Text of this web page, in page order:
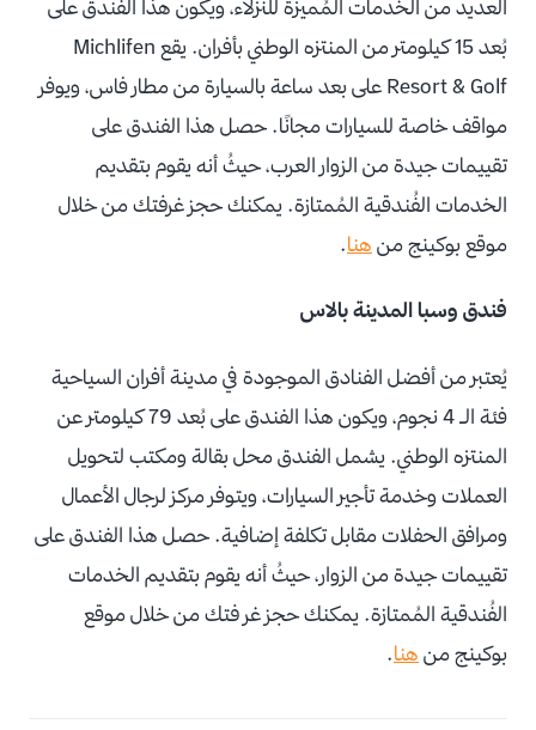
العديد من الخدمات المُميزة للنزلاء، ويكون هذا الفندق على
بُعد 15 كيلومتر من المنتزه الوطني بأفران. يقع Michlifen
Resort & Golf على بعد ساعة بالسيارة من مطار فاس، ويوفر
مواقف خاصة للسيارات مجانًا. حصل هذا الفندق على
تقييمات جيدة من الزوار العرب، حيثُ أنه يقوم بتقديم
الخدمات الفُندقية المُمتازة. يمكنك حجز غرفتك من خلال
موقع بوكينج من هنا.
فندق وسبا المدينة بالاس
يُعتبر من أفضل الفنادق الموجودة في مدينة أفران السياحية
فئة الـ 4 نجوم، ويكون هذا الفندق على بُعد 79 كيلومتر عن
المنتزه الوطني. يشمل الفندق محل بقالة ومكتب لتحويل
العملات وخدمة تأجير السيارات، ويتوفر مركز لرجال الأعمال
ومرافق الحفلات مقابل تكلفة إضافية. حصل هذا الفندق على
تقييمات جيدة من الزوار، حيثُ أنه يقوم بتقديم الخدمات
الفُندقية المُمتازة. يمكنك حجز غر فتك من خلال موقع
بوكينج من هنا.